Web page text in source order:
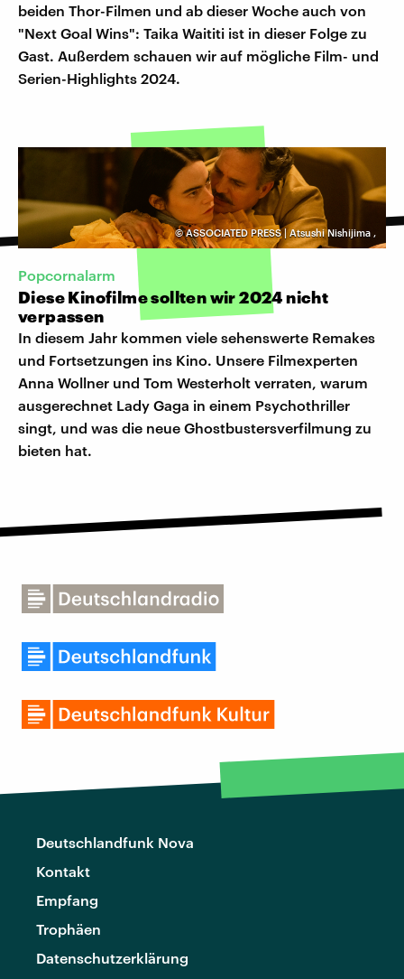
beiden Thor-Filmen und ab dieser Woche auch von
"Next Goal Wins": Taika Waititi ist in dieser Folge zu
Gast. Außerdem schauen wir auf mögliche Film- und
Serien-Highlights 2024.
©ASSOCIATED PRESS | Atsushi Nishijima ,
Popcornalarm
Diese Kinofilme sollten wir 2024 nicht
verpassen
In diesem Jahr kommen viele sehenswerte Remakes
und Fortsetzungen ins Kino. Unsere Filmexperten
Anna Wollner und Tom Westerholt verraten, warum
ausgerechnet Lady Gaga in einem Psychothriller
singt, und was die neue Ghostbustersverfilmung zu
bieten hat.
Deutschlandfunk Nova
Kontakt
Empfang
Trophäen
Datenschutzerklärung